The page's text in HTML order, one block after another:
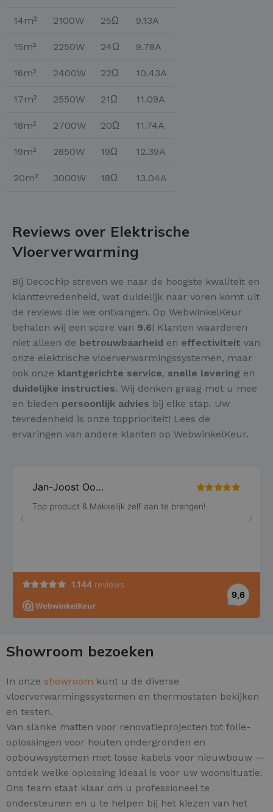
14m² 2100W 25Ω 9.13A
15m² 2250W 24Ω 9.78A
16m² 2400W 22Ω 10.43A
17m² 2550W 21Ω 11.09A
18m² 2700W 20Ω 11.74A
19m² 2850W 19Ω 12.39A
20m² 3000W 18Ω 13.04A
Reviews over Elektrische
Vloerverwarming
Bij Decochip streven we naar de hoogste kwaliteit en
klanttevredenheid, wat duidelijk naar voren komt uit
de reviews die we ontvangen. Op WebwinkelKeur
behalen wij een score van 9.6! Klanten waarderen
niet alleen de betrouwbaarheid en effectiviteit van
onze elektrische vloerverwarmingssystemen, maar
ook onze klantgerichte service, snelle levering en
duidelijke instructies. Wij denken graag met u mee
en bieden persoonlijk advies bij elke stap. Uw
tevredenheid is onze topprioriteit! Lees de
ervaringen van andere klanten op WebwinkelKeur.
Showroom bezoeken
In onze showroom kunt u de diverse
vloerverwarmingssystemen en thermostaten bekijken
en testen.
Van slanke matten voor renovatieprojecten tot folie-
oplossingen voor houten ondergronden en
opbouwsystemen met losse kabels voor nieuwbouw —
ontdek welke oplossing ideaal is voor uw woonsituatie.
Ons team staat klaar om u professioneel te
ondersteunen en u te helpen bij het kiezen van het